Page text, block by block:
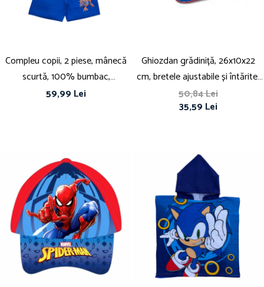
Compleu copii, 2 piese, mânecă
scurtă, 100% bumbac,
multicolor, Spiderman, Marvel
59,99 Lei
Ghiozdan grădiniță, 26x10x22
cm, bretele ajustabile și întărite,
multicolor, Spiderman
50,84 Lei
35,59 Lei